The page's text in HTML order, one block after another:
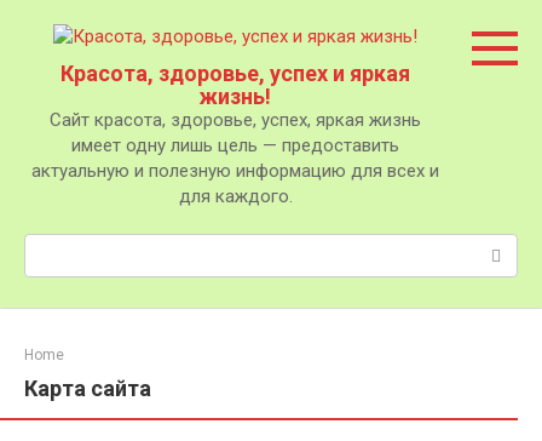
контентуКрасота, здоровье, успех и яркая
жизнь!
Сайт красота, здоровье, успех, яркая жизнь
имеет одну лишь цель — предоставить
актуальную и полезную информацию для всех и
для каждого.
Поиск:
Home
Карта сайта